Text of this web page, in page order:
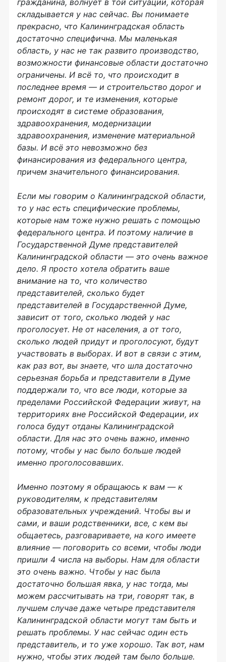
гражданина, волнует в той ситуации, которая
складывается у нас сейчас. Вы понимаете
прекрасно, что Калининградская область
достаточно специфична. Мы маленькая
область, у нас не так развито производство,
возможности финансовые области достаточно
ограничены. И всё то, что происходит в
последнее время — и строительство дорог и
ремонт дорог, и те изменения, которые
происходят в системе образования,
здравоохранения, модернизации
здравоохранения, изменение материальной
базы. И всё это невозможно без
финансирования из федерального центра,
причем значительного финансирования.
Если мы говорим о Калининградской области,
то у нас есть специфические проблемы,
которые нам тоже нужно решать с помощью
федерального центра. И поэтому наличие в
Государственной Думе представителей
Калининградской области — это очень важное
дело. Я просто хотела обратить ваше
внимание на то, что количество
представителей, сколько будет
представителей в Государственной Думе,
зависит от того, сколько людей у нас
проголосует. Не от населения, а от того,
сколько людей придут и проголосуют, будут
участвовать в выборах. И вот в связи с этим,
как раз вот, вы знаете, что шла достаточно
серьезная борьба и представители в Думе
поддержали то, что все люди, которые за
пределами Российской Федерации живут, на
территориях вне Российской Федерации, их
голоса будут отданы Калининградской
области. Для нас это очень важно, именно
потому, чтобы у нас было больше людей
именно проголосовавших.
Именно поэтому я обращаюсь к вам — к
руководителям, к представителям
образовательных учреждений. Чтобы вы и
сами, и ваши родственники, все, с кем вы
общаетесь, разговариваете, на кого имеете
влияние — поговорить со всеми, чтобы люди
пришли 4 числа на выборы. Нам для области
это очень важно. Чтобы у нас была
достаточно большая явка, у нас тогда, мы
можем рассчитывать на три, говорят так, в
лучшем случае даже четыре представителя
Калининградской области могут там быть и
решать проблемы. У нас сейчас один есть
представитель, и то уже хорошо. Так вот, нам
нужно, чтобы этих людей там было больше.